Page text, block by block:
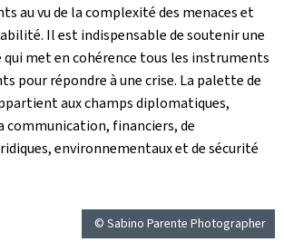
au vu de la complexité des menaces et
Il est indispensable de soutenir une
met en cohérence tous les instruments
pour répondre à une crise. La palette de
aux champs diplomatiques,
communication, financiers, de
environnementaux et de sécurité
© Sabino Parente Photographer